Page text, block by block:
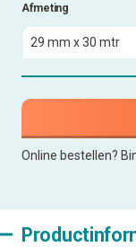
Afmeting
Online bestellen?